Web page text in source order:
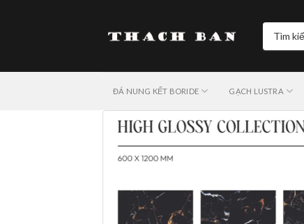
Tìm
kiếm:
ĐÁ NUNG KẾT BORIDE GẠCH LUSTRA